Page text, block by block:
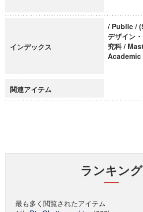
インデックス
/ Public /
デザイン
究科 /
Academic
関連アイテム
ランキング
最も多く閲覧されたアイテム